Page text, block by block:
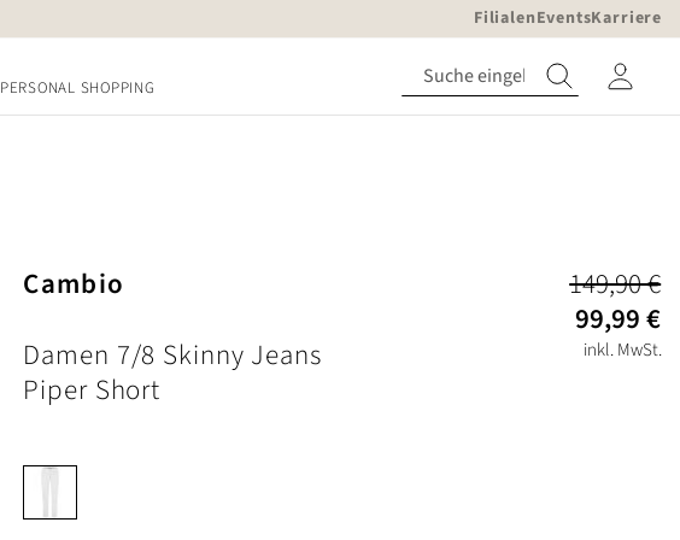
FilialenEventsKarriere
PERSONAL SHOPPING
Cambio
Damen 7/8 Skinny Jeans
Piper Short
149,90 €
99,99 €
inkl. MwSt.